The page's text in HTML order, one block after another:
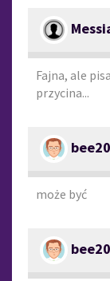
Fajna, ale
przycina...
może być